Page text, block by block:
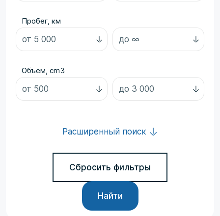
Пробег, км
Объем, cm3
Расширенный поиск
Сбросить фильтры
Найти